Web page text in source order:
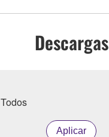
Descargas
Todos
Aplicar